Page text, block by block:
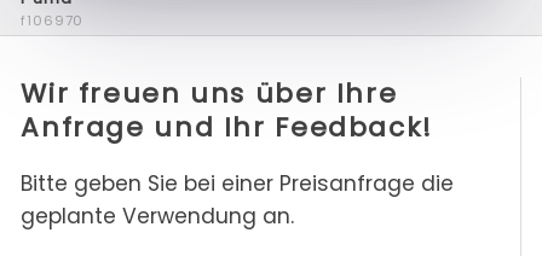
f106970
Wir freuen uns über Ihre
Anfrage und Ihr Feedback!
Bitte geben Sie bei einer Preisanfrage die
geplante Verwendung an.